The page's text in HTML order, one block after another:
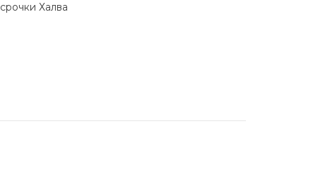
Халва